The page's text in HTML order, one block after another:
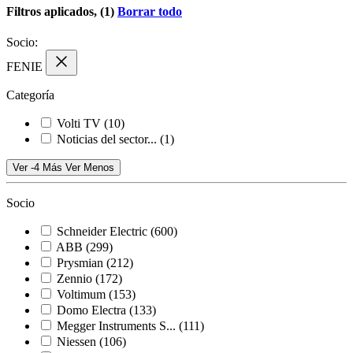
Filtros aplicados, (1) Borrar todo
Socio:
FENIE
Categoría
Volti TV (10)
Noticias del sector... (1)
Ver -4 Más Ver Menos
Socio
Schneider Electric (600)
ABB (299)
Prysmian (212)
Zennio (172)
Voltimum (153)
Domo Electra (133)
Megger Instruments S... (111)
Niessen (106)